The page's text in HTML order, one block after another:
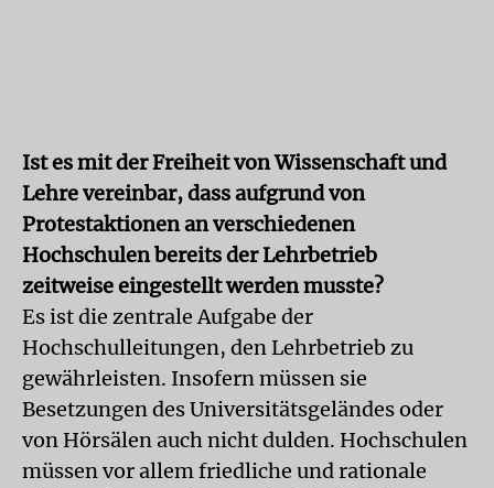
Ist es mit der Freiheit von Wissenschaft und
Lehre vereinbar, dass aufgrund von
Protestaktionen an verschiedenen
Hochschulen bereits der Lehrbetrieb
zeitweise eingestellt werden musste?
Es ist die zentrale Aufgabe der
Hochschulleitungen, den Lehrbetrieb zu
gewährleisten. Insofern müssen sie
Besetzungen des Universitätsgeländes oder
von Hörsälen auch nicht dulden. Hochschulen
müssen vor allem friedliche und rationale